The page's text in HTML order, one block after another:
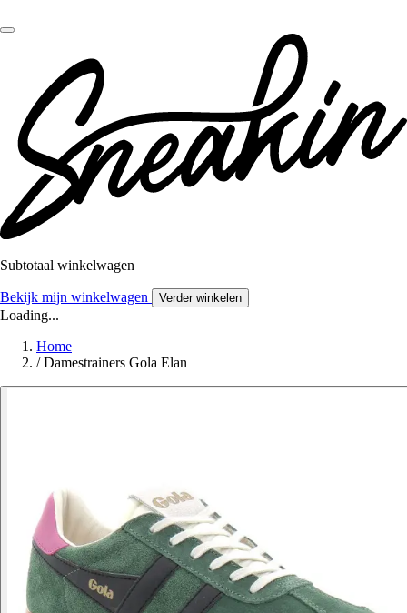
Subtotaal winkelwagen
Bekijk mijn winkelwagen Verder winkelen
Loading...
Home
/ Damestrainers Gola Elan